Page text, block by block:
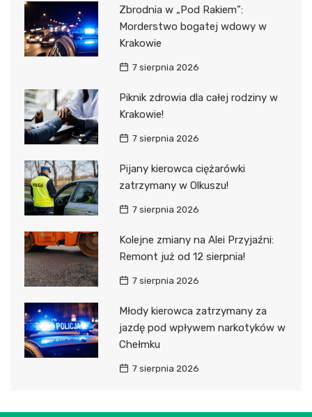
Zbrodnia w „Pod Rakiem”:
Morderstwo bogatej wdowy w
Krakowie
7 sierpnia 2026
Piknik zdrowia dla całej rodziny w
Krakowie!
7 sierpnia 2026
Pijany kierowca ciężarówki
zatrzymany w Olkuszu!
7 sierpnia 2026
Kolejne zmiany na Alei Przyjaźni:
Remont już od 12 sierpnia!
7 sierpnia 2026
Młody kierowca zatrzymany za
jazdę pod wpływem narkotyków w
Chełmku
7 sierpnia 2026